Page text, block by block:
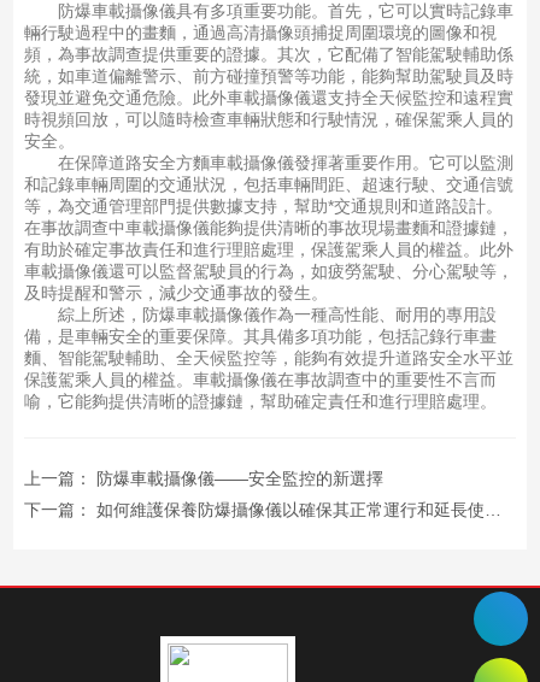
防爆車載攝像儀具有多項重要功能。首先，它可以實時記錄車
輛行駛過程中的畫麵，通過高清攝像頭捕捉周圍環境的圖像和視
頻，為事故調查提供重要的證據。其次，它配備了智能駕駛輔助係
統，如車道偏離警示、前方碰撞預警等功能，能夠幫助駕駛員及時
發現並避免交通危險。此外車載攝像儀還支持全天候監控和遠程實
時視頻回放，可以隨時檢查車輛狀態和行駛情況，確保駕乘人員的
安全。
在保障道路安全方麵車載攝像儀發揮著重要作用。它可以監測
和記錄車輛周圍的交通狀況，包括車輛間距、超速行駛、交通信號
等，為交通管理部門提供數據支持，幫助*交通規則和道路設計。
在事故調查中車載攝像儀能夠提供清晰的事故現場畫麵和證據鏈，
有助於確定事故責任和進行理賠處理，保護駕乘人員的權益。此外
車載攝像儀還可以監督駕駛員的行為，如疲勞駕駛、分心駕駛等，
及時提醒和警示，減少交通事故的發生。
綜上所述，防爆車載攝像儀作為一種高性能、耐用的專用設
備，是車輛安全的重要保障。其具備多項功能，包括記錄行車畫
麵、智能駕駛輔助、全天候監控等，能夠有效提升道路安全水平並
保護駕乘人員的權益。車載攝像儀在事故調查中的重要性不言而
喻，它能夠提供清晰的證據鏈，幫助確定責任和進行理賠處理。
上一篇：
防爆車載攝像儀——安全監控的新選擇
下一篇： 如何維護保養防爆攝像儀以確保其正常運行和延長使用壽命？